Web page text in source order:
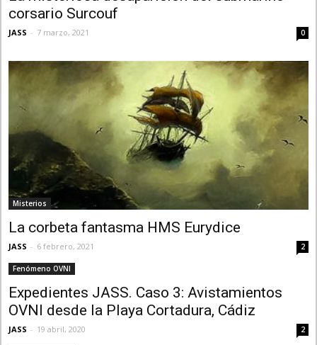
corsario Surcouf
JASS - 7 marzo, 2021 0
Misterios
La corbeta fantasma HMS Eurydice
JASS - 6 febrero, 2021 2
Fenómeno OVNI
Expedientes JASS. Caso 3: Avistamientos
OVNI desde la Playa Cortadura, Cádiz
JASS - 19 abril, 2020 2